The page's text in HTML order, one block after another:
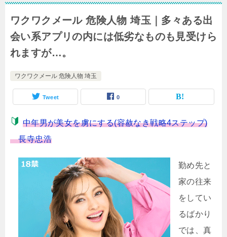
ワクワクメール 危険人物 埼玉｜多々ある出
会い系アプリの内には低劣なものも見受けら
れますが…。
ワクワクメール 危険人物 埼玉
Tweet 0
中年男が美女を虜にする(容赦なき戦略4ステップ)
長寺忠浩
勤め先と
家の往来
をしてい
るばかり
では、真